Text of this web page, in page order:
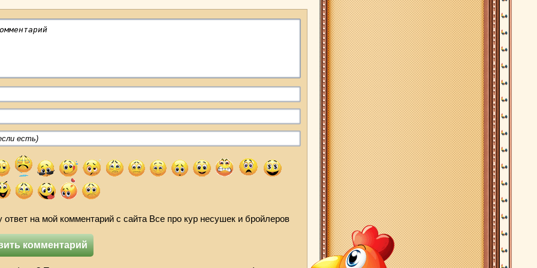
на мой комментарий с сайта Все про кур несушек и бройлеров